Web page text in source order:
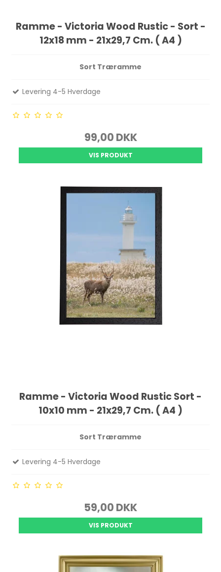
Ramme - Victoria Wood Rustic - Sort -
12x18 mm - 21x29,7 Cm. ( A4 )
Sort Træramme
Levering 4-5 Hverdage
99,00 DKK
VIS PRODUKT
Ramme - Victoria Wood Rustic Sort -
10x10 mm - 21x29,7 Cm. ( A4 )
Sort Træramme
Levering 4-5 Hverdage
59,00 DKK
VIS PRODUKT